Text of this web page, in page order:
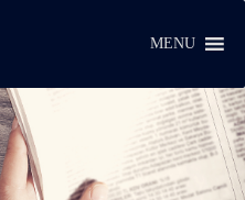
MENU